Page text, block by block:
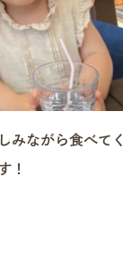
みながら食べてく
！